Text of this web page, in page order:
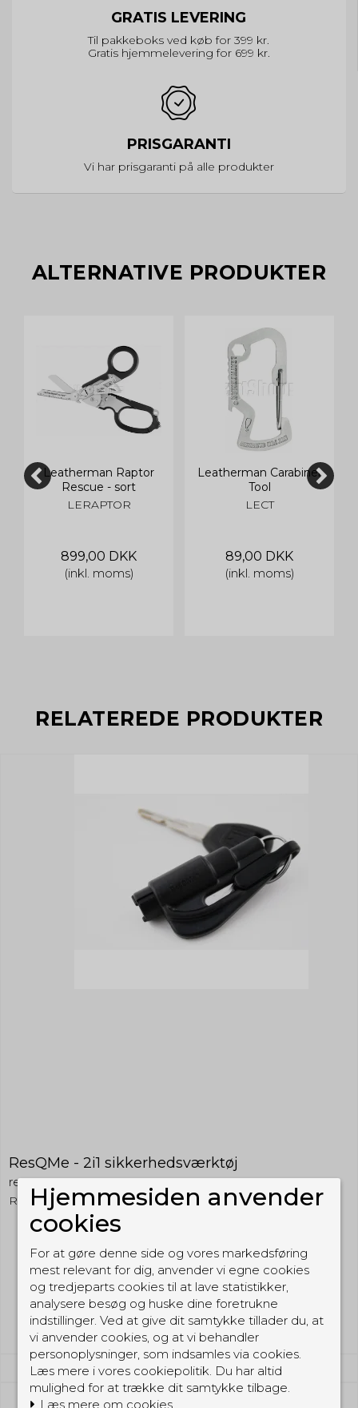
GRATIS LEVERING
Til pakkeboks ved køb for 399 kr.
Gratis hjemmelevering for 699 kr.
PRISGARANTI
Vi har prisgaranti på alle produkter
ALTERNATIVE PRODUKTER
Leatherman Raptor
Rescue - sort
LERAPTOR
899,00 DKK
(inkl. moms)
Leatherman Carabiner
Tool
LECT
89,00 DKK
(inkl. moms)
RELATEREDE PRODUKTER
ResQMe - 2i1 sikkerhedsværktøj
resqme
RESQ
99,00 DKK
(inkl. moms)
Vis produkt
Hjemmesiden anvender
cookies
For at gøre denne side og vores markedsføring
mest relevant for dig, anvender vi egne cookies
og tredjeparts cookies til at lave statistikker,
analysere besøg og huske dine foretrukne
indstillinger. Ved at give dit samtykke tillader du, at
vi anvender cookies, og at vi behandler
personoplysninger, som indsamles via cookies.
Læs mere i vores cookiepolitik. Du har altid
mulighed for at trække dit samtykke tilbage.
Læs mere om cookies